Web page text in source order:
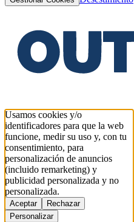
Usamos cookies y/o
identificadores para que la web
funcione, medir su uso y, con tu
consentimiento, para
personalización de anuncios
(incluido remarketing) y
publicidad personalizada y no
personalizada.
Aceptar
Rechazar
Personalizar